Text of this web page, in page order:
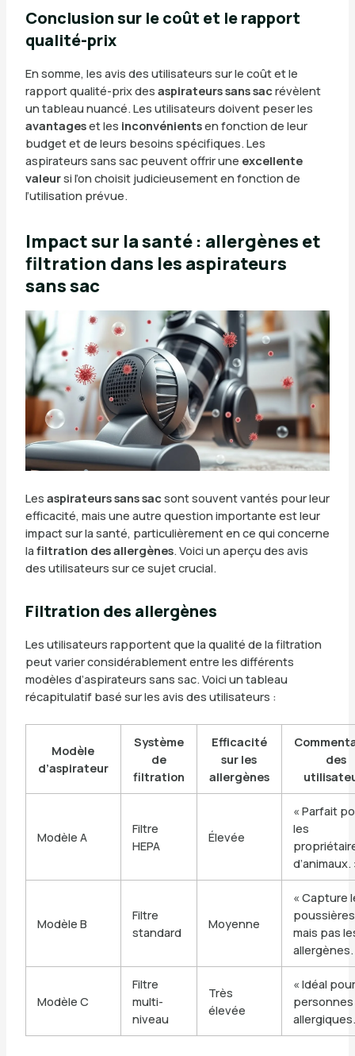
Conclusion sur le coût et le rapport
qualité-prix
En somme, les avis des utilisateurs sur le coût et le
rapport qualité-prix des aspirateurs sans sacrévèlent
un tableau nuancé. Les utilisateurs doivent peser les
avantageset les inconvénientsen fonction de leur
budget et de leurs besoins spécifiques. Les
aspirateurs sans sac peuvent offrir une excellente
valeursi l’on choisit judicieusement en fonction de
l’utilisation prévue.
Impact sur la santé : allergènes et
filtration dans les aspirateurs
sans sac
Les aspirateurs sans sacsont souvent vantés pour leur
efficacité, mais une autre question importante est leur
impact sur la santé, particulièrement en ce qui concerne
la filtration des allergènes. Voici un aperçu des avis
des utilisateurs sur ce sujet crucial.
Filtration des allergènes
Les utilisateurs rapportent que la qualité de la filtration
peut varier considérablement entre les différents
modèles d’aspirateurs sans sac. Voici un tableau
récapitulatif basé sur les avis des utilisateurs :
Modèle
d’aspirateur
Système
de
filtration
Efficacité
sur les
allergènes
des
Modèle A
Filtre
HEPA
Élevée
« Parfait
les
d’animaux.
Modèle B
Filtre
standard
Moyenne
« Capture
mais pas
Modèle C
Filtre
multi-
niveau
Très
élevée
« Idéal
personnes